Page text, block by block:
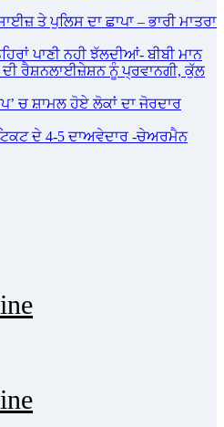
ਤੇ ਪੁਲਿਸ ਦਾ ਛਾਪਾ – ਭਾਰੀ ਮਾਤਰਾ
ਪਾਣੀ ਨਹੀ ਝੱਲਦੀਆਂ- ਬੀਬੀ ਮਾਨ
ਰੈਸ਼ਨਲਾਈਜ਼ੇਸ਼ਨ ਨੂੰ ਪ੍ਰਵਾਨਗੀ, ਕੁੱਲ
ਚ ਸ਼ਾਮਲ ਹੋਏ ਲੋਕਾਂ ਦਾ ਜੋਰਦਾਰ
ਦੇ 4-5 ਦਾਅਵੇਦਾਰ -ਚੇਅਰਮੈਨ